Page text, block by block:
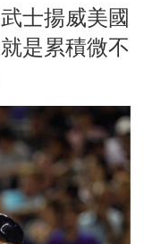
士揚威美國
是累積微不